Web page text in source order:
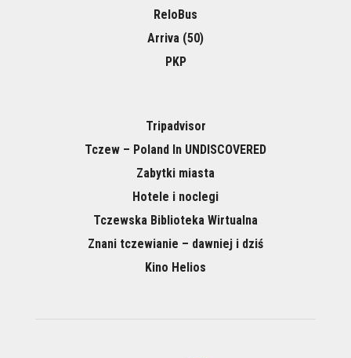
ReloBus
Arriva (50)
PKP
Tripadvisor
Tczew – Poland In UNDISCOVERED
Zabytki miasta
Hotele i noclegi
Tczewska Biblioteka Wirtualna
Znani tczewianie – dawniej i dziś
Kino Helios